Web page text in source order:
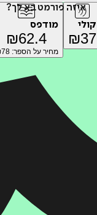
איזה פורמט בא לך?
קולי
₪37
מודפס
₪62.4
מחיר על הספר: ₪78